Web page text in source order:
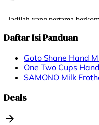
Daftar Isi Panduan
Goto Shane Hand
One Two Cups
SAMONO Milk
Deals